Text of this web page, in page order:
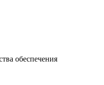
обеспечения